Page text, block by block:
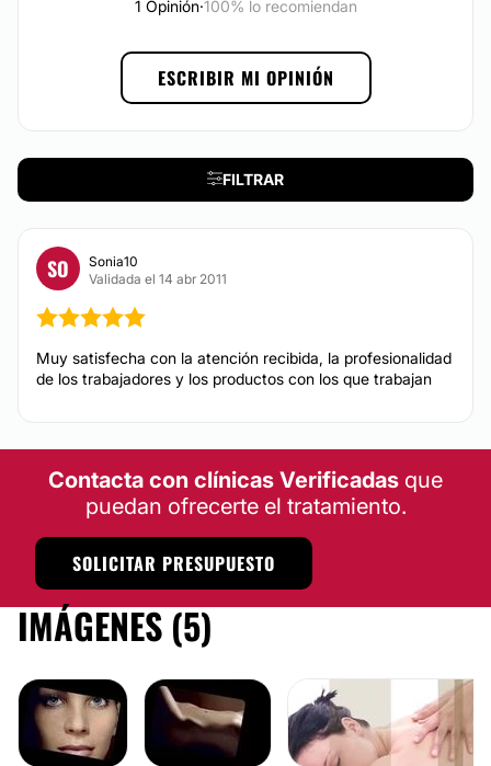
1 Opinión·100% lo recomiendan
ESCRIBIR MI OPINIÓN
FILTRAR
SO
Sonia10
Validada el 14 abr 2011
Muy satisfecha con la atención recibida, la profesionalidad
de los trabajadores y los productos con los que trabajan
Contacta con clínicas Verificadas que
puedan ofrecerte el tratamiento.
SOLICITAR PRESUPUESTO
IMÁGENES (5)